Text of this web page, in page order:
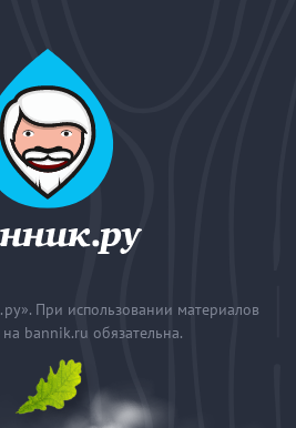
При использовании материалов
на bannik.ru обязательна.